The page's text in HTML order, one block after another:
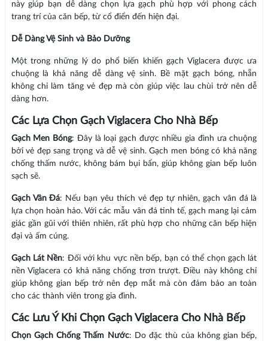
này giúp bạn dễ dàng chọn lựa gạch phù hợp với phong cách
trang trí của căn bếp, từ cổ điển đến hiện đại.
Dễ Dàng Vệ Sinh và Bảo Dưỡng
Một trong những lý do phổ biến khiến gạch Viglacera được ưa
chuộng là khả năng dễ dàng vệ sinh. Bề mặt gạch bóng, nhẵn
không chỉ làm tăng vẻ đẹp mà còn giúp việc lau chùi trở nên dễ
dàng hơn.
Các Lựa Chọn Gạch Viglacera Cho Nhà Bếp
Gạch Men Bóng: Đây là loại gạch được nhiều gia đình ưa chuộng
bởi vẻ đẹp sang trọng và dễ vệ sinh. Gạch men bóng có khả năng
chống thấm nước, không bám bụi bẩn, giúp không gian bếp luôn
sạch sẽ.
Gạch Vân Đá: Nếu bạn yêu thích vẻ đẹp tự nhiên, gạch vân đá là
lựa chọn hoàn hảo. Với các mẫu vân đá tinh tế, gạch mang lại cảm
giác gần gũi với thiên nhiên, rất phù hợp cho những căn bếp hiện
đại và ấm cúng.
Gạch Lát Nền: Đối với khu vực nền bếp, bạn có thể chọn gạch lát
nền Viglacera có khả năng chống trơn trượt. Điều này không chỉ
giúp không gian bếp trở nên đẹp mắt mà còn đảm bảo an toàn
cho các thành viên trong gia đình.
Các Lưu Ý Khi Chọn Gạch Viglacera Cho Nhà Bếp
Chọn Gạch Chống Thấm Nước: Do đặc thù của không gian bếp,